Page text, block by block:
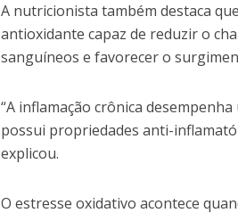
A nutricionista também destaca
antioxidante capaz de reduzir o
sanguíneos e favorecer o
“A inflamação crônica
possui propriedades anti-
explicou.
O estresse oxidativo acontece